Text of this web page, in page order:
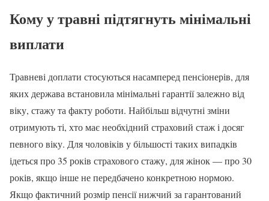
Кому у травні підтягнуть мінімальні
виплати
Травневі доплати стосуються насамперед пенсіонерів, для
яких держава встановила мінімальні гарантії залежно від
віку, стажу та факту роботи. Найбільш відчутні зміни
отримують ті, хто має необхідний страховий стаж і досяг
певного віку. Для чоловіків у більшості таких випадків
ідеться про 35 років страхового стажу, для жінок — про 30
років, якщо інше не передбачено конкретною нормою.
Якщо фактичний розмір пенсії нижчий за гарантований